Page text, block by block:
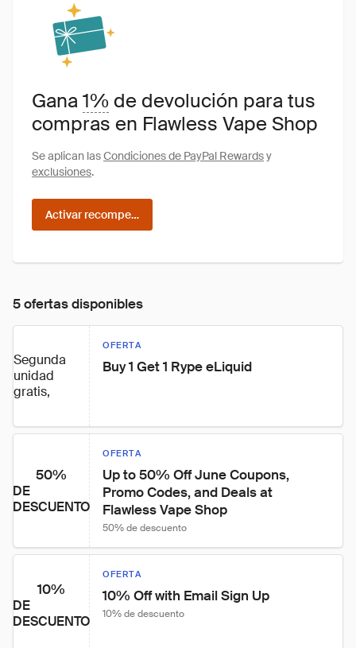
Gana1% de devolución para tus
compras en Flawless Vape Shop
Se aplican lasCondiciones de PayPal Rewardsy
exclusiones.
Activar recompensas
5 ofertas disponibles
Segunda
unidad
gratis,
OFERTA
Buy 1 Get 1 Rype eLiquid
50%
DE
DESCUENTO
OFERTA
Up to 50% Off June Coupons,
Promo Codes, and Deals at
Flawless Vape Shop
50% de descuento
10%
DE
DESCUENTO
OFERTA
10% Off with Email Sign Up
10% de descuento